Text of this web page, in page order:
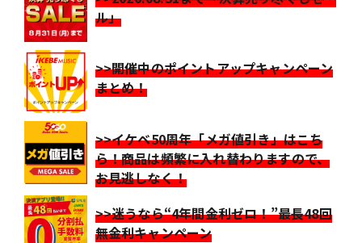
ル」
>>開催中のポイントアップキャンペーン
まとめ！
>>イケベ50周年「メガ値引き」はこち
ら！商品は頻繁に入れ替わりますので、
お見逃しなく！
>>迷うなら“4年間金利ゼロ！”最長48回
無金利キャンペーン